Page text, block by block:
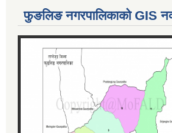
फुङलिङ नगरपालिकाको GIS